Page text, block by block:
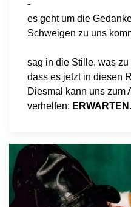
-
es geht um die
Schweigen zu uns
sag in die Stille, was
dass es jetzt in diesen
Diesmal kann uns zum
verhelfen: ERWARTEN.